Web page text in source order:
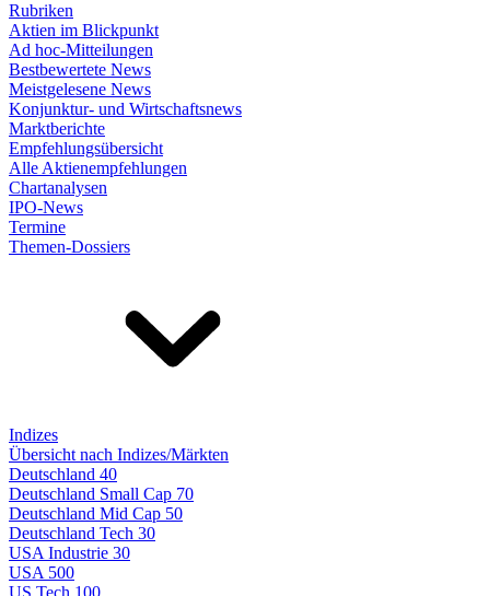
Rubriken
Aktien im Blickpunkt
Ad hoc-Mitteilungen
Bestbewertete News
Meistgelesene News
Konjunktur- und Wirtschaftsnews
Marktberichte
Empfehlungsübersicht
Alle Aktienempfehlungen
Chartanalysen
IPO-News
Termine
Themen-Dossiers
Indizes
Übersicht nach Indizes/Märkten
Deutschland 40
Deutschland Small Cap 70
Deutschland Mid Cap 50
Deutschland Tech 30
USA Industrie 30
USA 500
US Tech 100